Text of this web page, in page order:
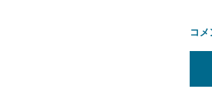
コメ